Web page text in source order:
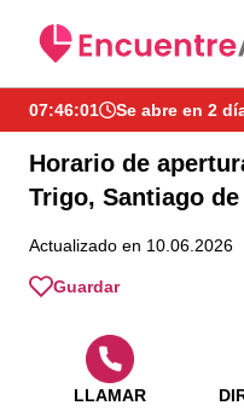
07:46:01 Se abre en 2
Horario de
Trigo, Santiago
Actualizado en 10.06.2026
Guardar
LLAMAR